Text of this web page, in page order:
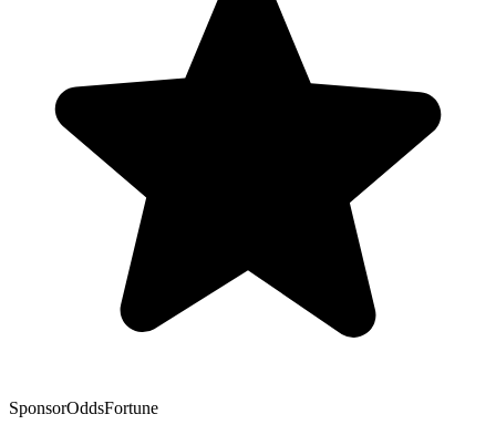
SponsorOddsFortune